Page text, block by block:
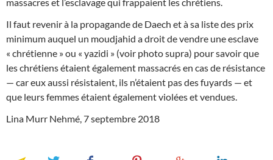
Il faut revenir à la propagande de Daech et à sa liste des prix
minimum auquel un moudjahid a droit de vendre une esclave
« chrétienne » ou « yazidi » (voir photo supra) pour savoir que
les chrétiens étaient également massacrés en cas de résistance
— car eux aussi résistaient, ils n’étaient pas des fuyards — et
que leurs femmes étaient également violées et vendues.
Lina Murr Nehmé, 7 septembre 2018